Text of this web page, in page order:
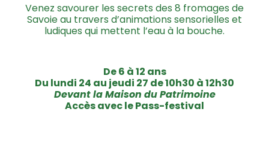
Venez savourer les secrets des 8 fromages de
Savoie au travers d’animations sensorielles et
ludiques qui mettent l’eau à la bouche.
De 6 à 12 ans
Du lundi 24 au jeudi 27 de 10h30 à 12h30
Devant la Maison du Patrimoine
Accès avec le Pass-festival